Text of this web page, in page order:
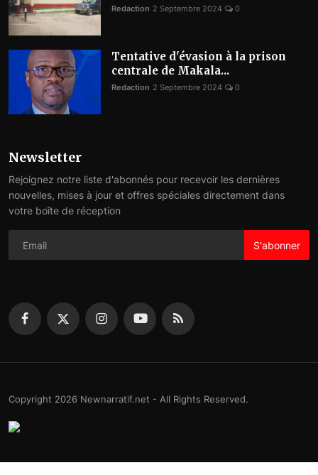
Redaction 2 Septembre 2024 0
Tentative d'évasion à la prison
centrale de Makala...
Redaction 2 Septembre 2024 0
Newsletter
Rejoignez notre liste d'abonnés pour recevoir les dernières
nouvelles, mises à jour et offres spéciales directement dans
votre boîte de réception
S'abonner
Copyright 2026 Newnarratif.net - All Rights Reserved.